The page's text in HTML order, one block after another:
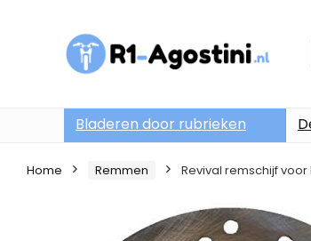
Bladeren door rubrieken
Home Remmen Revival remschijf voor